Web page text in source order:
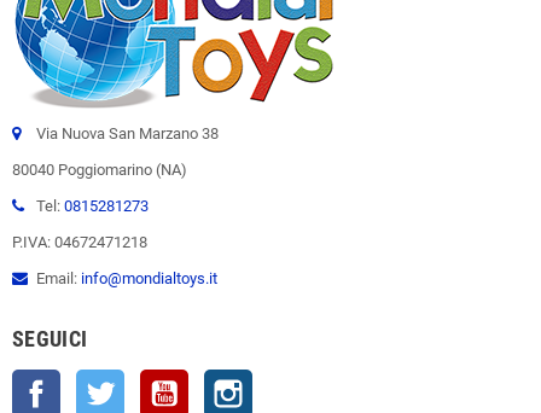
Via Nuova San Marzano 38
80040 Poggiomarino (NA)
Tel: 0815281273
P.IVA: 04672471218
Email: info@mondialtoys.it
SEGUICI
Facebook Twitter YouTube